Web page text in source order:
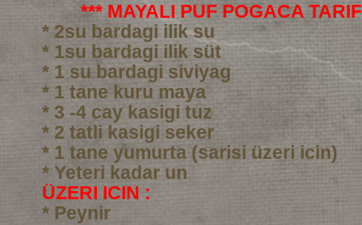
*** MAYALI PUF POGACA
* 2su bardagi ilik su
* 1su bardagi ilik süt
* 1 su bardagi siviyag
* 1 tane kuru maya
* 3 -4 cay kasigi tuz
* 2 tatli kasigi seker
* 1 tane yumurta (sarisi üzeri icin)
* Yeteri kadar un
ÜZERI ICIN :
* Peynir